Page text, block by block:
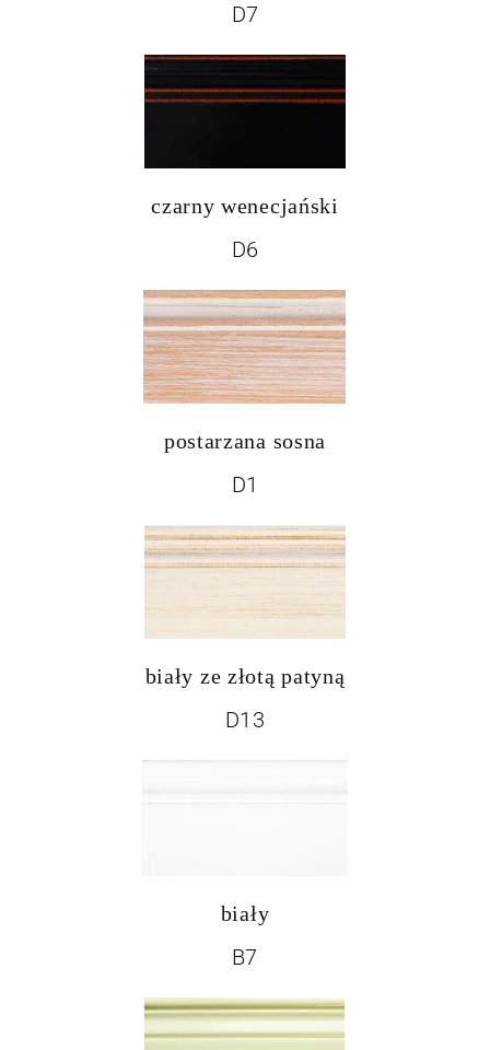
D7
czarny wenecjański
D6
postarzana sosna
D1
biały ze złotą patyną
D13
biały
B7